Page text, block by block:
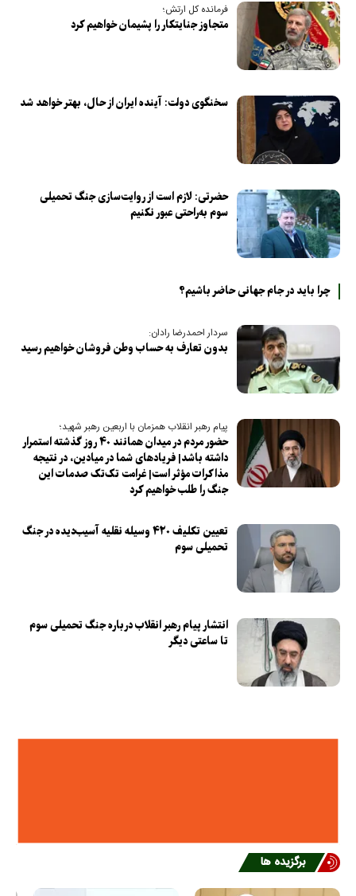
فرمانده کل ارتش؛
متجاوز جنایتکار را پشیمان خواهیم کرد
سخنگوی دولت: آینده ایران از حال، بهتر خواهد شد
حضرتی: لازم است از روایت‌سازی جنگ تحمیلی
سوم به‌راحتی عبور نکنیم
چرا باید در جام جهانی حاضر باشیم؟
سردار احمدرضا رادان:
بدون تعارف به حساب وطن فروشان خواهیم رسید
پیام رهبر انقلاب همزمان با اربعین رهبر شهید؛
حضور مردم در میدان همانند ۴۰ روز گذشته استمرار
داشته باشد| فریاد‌های شما در میادین، در نتیجه
مذاکرات مؤثر است| غرامت تک‌تک صدمات این
جنگ را طلب خواهیم کرد
تعیین تکلیف ۴۲۰ وسیله نقلیه آسیب‌دیده در جنگ
تحمیلی سوم
انتشار پیام رهبر انقلاب درباره جنگ تحمیلی سوم
تا ساعتی دیگر
برگزیده ها